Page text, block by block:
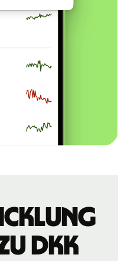
DKK